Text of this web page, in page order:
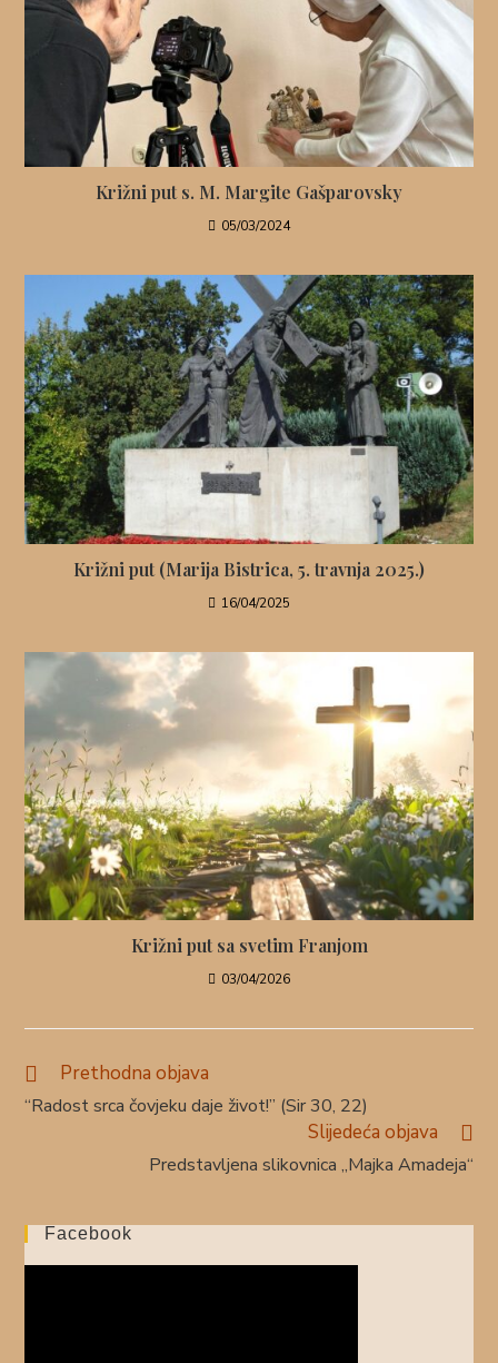
Križni put s. M. Margite Gašparovsky
05/03/2024
Križni put (Marija Bistrica, 5. travnja 2025.)
16/04/2025
Križni put sa svetim Franjom
03/04/2026
Prethodna objava
“Radost srca čovjeku daje život!” (Sir 30, 22)
Slijedeća objava
Predstavljena slikovnica „Majka Amadeja“
Facebook